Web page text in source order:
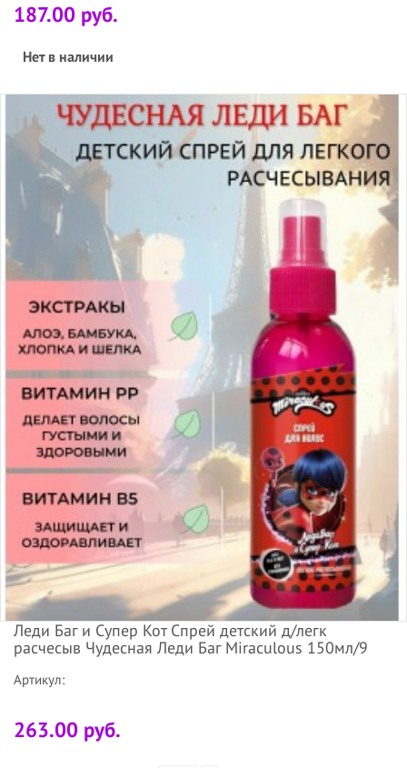
187.00 руб.
Нет в наличии
Леди Баг и Супер Кот Спрей детский д/легк
расчесыв Чудесная Леди Баг Miraculous 150мл/9
Артикул:
263.00 руб.